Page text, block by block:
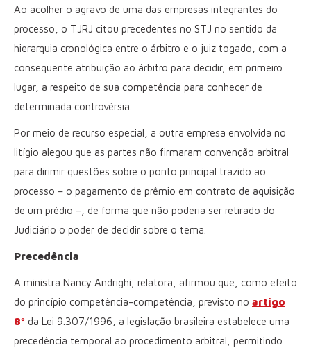
Ao acolher o agravo de uma das empresas integrantes do
processo, o TJRJ citou precedentes no STJ no sentido da
hierarquia cronológica entre o árbitro e o juiz togado, com a
consequente atribuição ao árbitro para decidir, em primeiro
lugar, a respeito de sua competência para conhecer de
determinada controvérsia.
Por meio de recurso especial, a outra empresa envolvida no
litígio alegou que as partes não firmaram convenção arbitral
para dirimir questões sobre o ponto principal trazido ao
processo – o pagamento de prêmio em contrato de aquisição
de um prédio –, de forma que não poderia ser retirado do
Judiciário o poder de decidir sobre o tema.
Precedência
A ministra Nancy Andrighi, relatora, afirmou que, como efeito
do princípio competência-competência, previsto no artigo
8º da Lei 9.307/1996, a legislação brasileira estabelece uma
precedência temporal ao procedimento arbitral, permitindo